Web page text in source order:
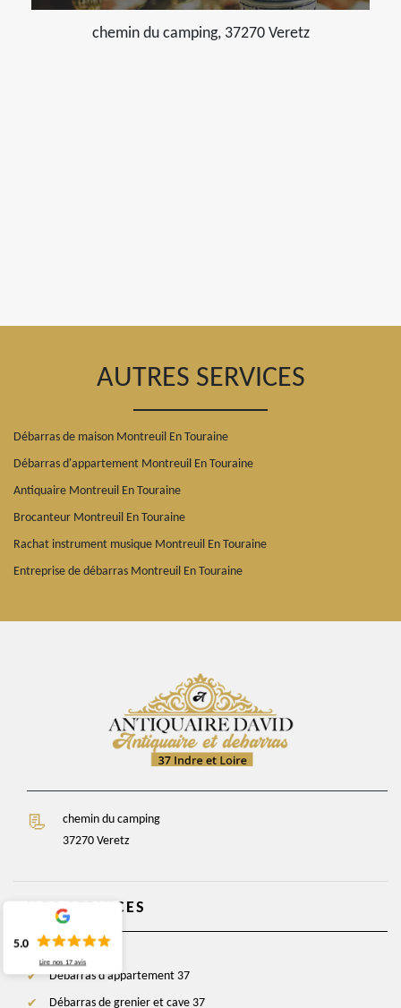
chemin du camping, 37270 Veretz
AUTRES SERVICES
Débarras de maison Montreuil En Touraine
Débarras d'appartement Montreuil En Touraine
Antiquaire Montreuil En Touraine
Brocanteur Montreuil En Touraine
Rachat instrument musique Montreuil En Touraine
Entreprise de débarras Montreuil En Touraine
chemin du camping
37270 Veretz
NOS SERVICES
Débarras d'appartement 37
Débarras de grenier et cave 37
5.0
Lire nos 17 avis